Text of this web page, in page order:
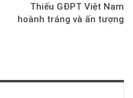
Thiếu GĐPT Việt Nam
hoành tráng và ấn tượng